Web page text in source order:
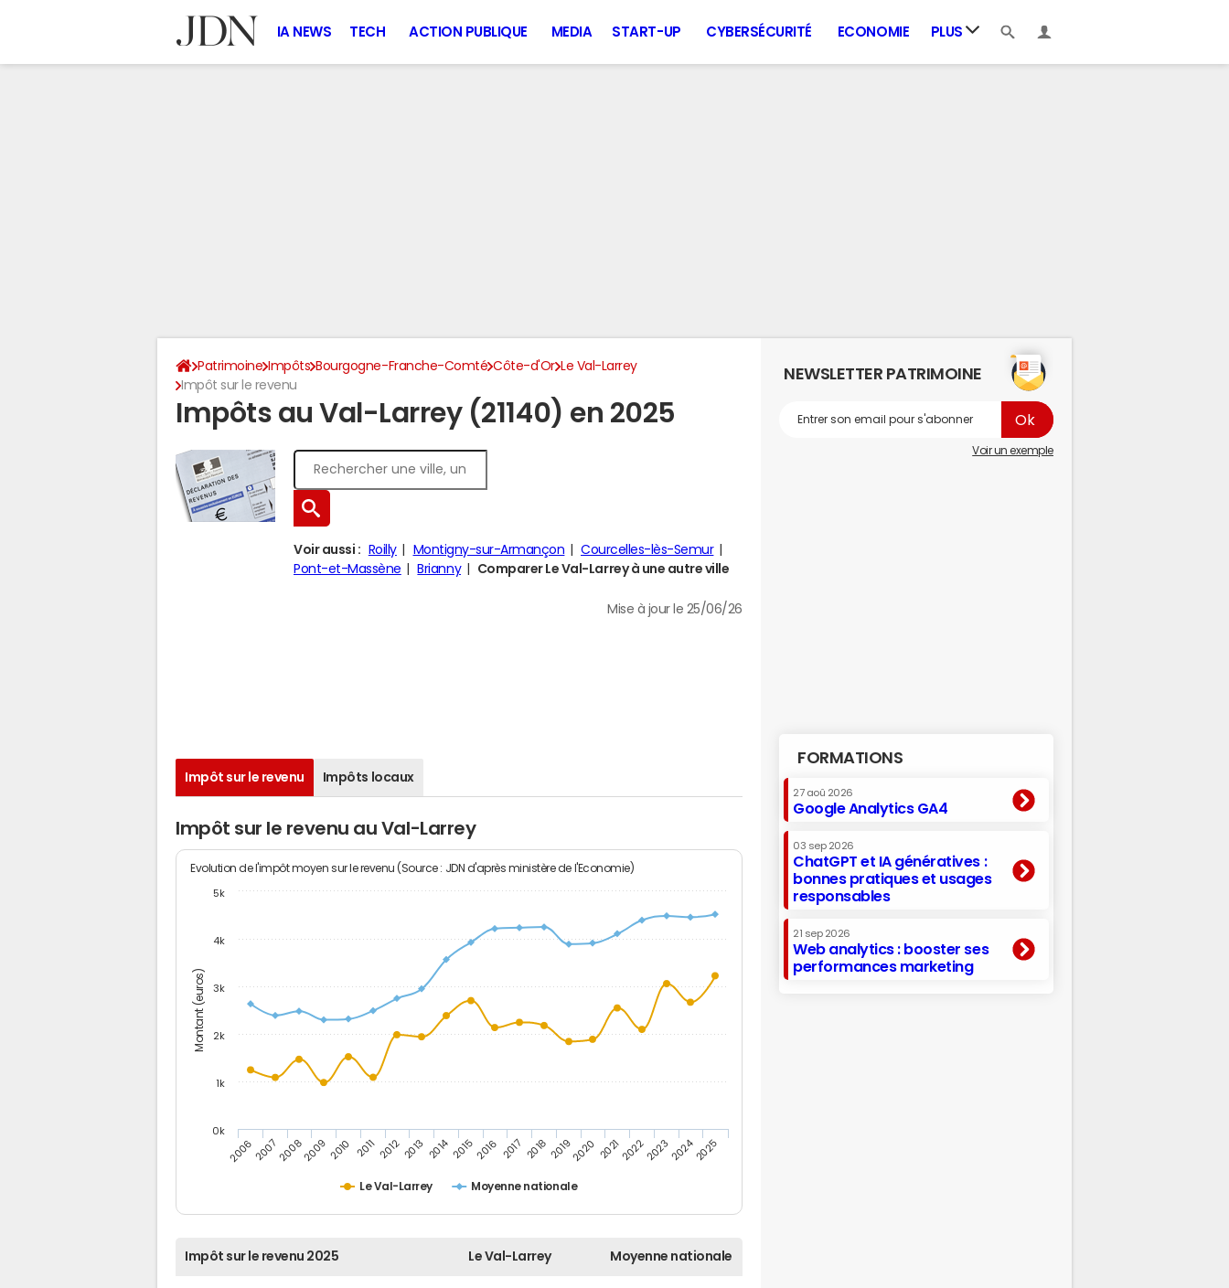
IA NEWS TECH ACTION PUBLIQUE MEDIA START-UP CYBERSÉCURITÉ ECONOMIE PLUS
Patrimoine Impôts Bourgogne-Franche-Comté Côte-d'Or Le Val-Larrey
Impôt sur le revenu
Impôts au Val-Larrey (21140) en 2025
Voir aussi : Roilly Montigny-sur-Armançon
Courcelles-lès-Semur
Pont-et-Massène
Brianny Comparer Le Val-Larrey à une autre ville
Mise à jour le 25/06/26
Impôt sur le revenu Impôts locaux
Impôt sur le revenu au Val-Larrey
Montant (euros)
Evolution de l'impôt moyen sur le revenu (Source : JDN d'après ministère de l'Economie)
Le Val-Larrey Moyenne nationale
20062007200820092010 2011 20122013 201420152016 2017 201820192020 20212022202320242025
0k
1k
2k
3k
4k
5k
Impôt sur le revenu 2025 Le Val-Larrey Moyenne nationale
NEWSLETTER PATRIMOINE
Voir un exemple
FORMATIONS
27 aoû 2026
Google Analytics GA4
03 sep 2026
ChatGPT et IA génératives :
bonnes pratiques et usages
responsables
21 sep 2026
Web analytics : booster ses
performances marketing